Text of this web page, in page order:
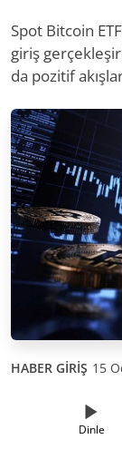
Spot Bitcoin
giriş
da pozitif
HABER GİRİŞ 15
Dinle